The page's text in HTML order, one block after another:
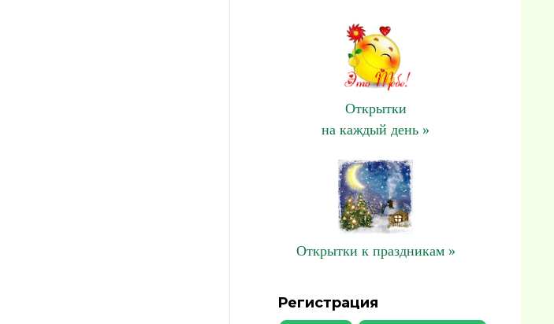
Открытки
на каждый день »
Открытки к праздникам »
Регистрация